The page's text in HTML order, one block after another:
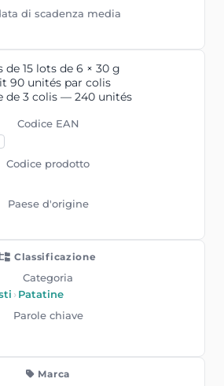
di scadenza media
de 15 lots de 6 × 30 g
90 unités par colis
de 3 colis — 240 unités
Codice EAN
Codice prodotto
Paese d'origine
Classificazione
Categoria
›Patatine
Parole chiave
Marca